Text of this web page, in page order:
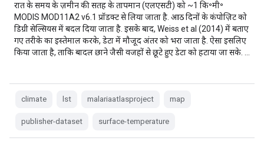
रात के समय के ज़मीन की सतह के तापमान (एलएसटी) को ~1 कि॰मी॰
MODIS MOD11A2 v6.1 प्रॉडक्ट से लिया जाता है. आठ दिनों के कंपोज़िट को
डिग्री सेल्सियस में बदल दिया जाता है. इसके बाद, Weiss et al (2014) में बताए
गए तरीके का इस्तेमाल करके, डेटा में मौजूद अंतर को भरा जाता है. ऐसा इसलिए
किया जाता है, ताकि बादल छाने जैसी वजहों से छूटे हुए डेटा को हटाया जा सके. …
climate lst malariaatlasproject map
publisher-dataset surface-temperature